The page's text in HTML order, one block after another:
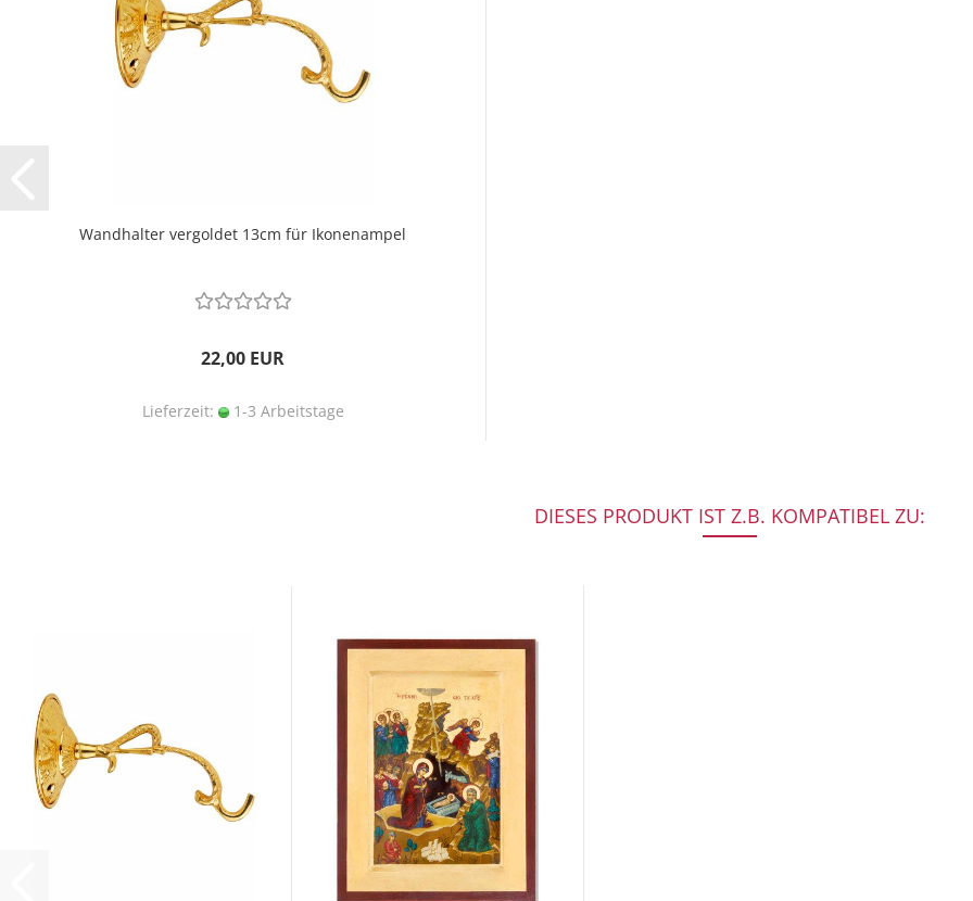
Wandhalter vergoldet 13cm für Ikonenampel
22,00 EUR
Lieferzeit: 1-3 Arbeitstage
DIESES PRODUKT IST Z.B. KOMPATIBEL ZU: